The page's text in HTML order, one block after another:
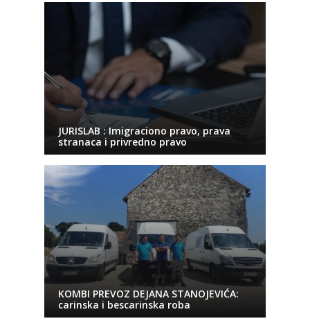
JURISLAB : Imigraciono pravo, prava
stranaca i privredno pravo
KOMBI PREVOZ DEJANA STANOJEVIĆA:
carinska i bescarinska roba